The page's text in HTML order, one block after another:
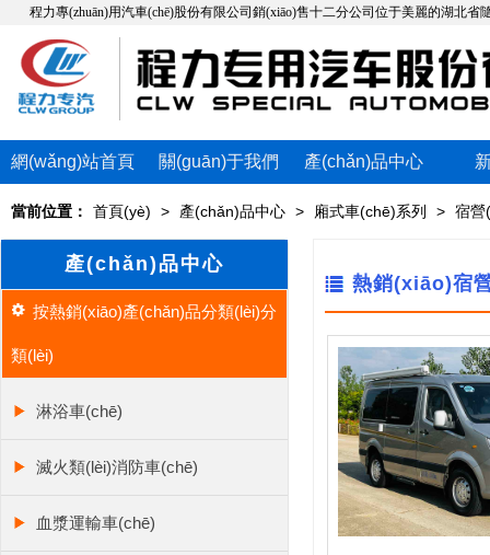
程力專(zhuān)用汽車(chē)股份有限公司銷(xiāo)售十二分公司位于美麗的湖北省隨州
網(wǎng)站首頁
(yè)
關(guān)于我們 產(chǎn)品中心
當前位置： 首頁(yè) > 產(chǎn)品中心 > 廂式車(chē)系列 > 宿營
熱銷(xiāo)宿
產(chǎn)品中心
按熱銷(xiāo)產(chǎn)品分類(lèi)分
類(lèi)
淋浴車(chē)
滅火類(lèi)消防車(chē)
血漿運輸車(chē)